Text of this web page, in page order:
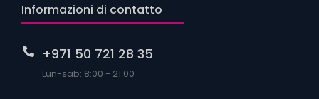
Informazioni di contatto
+971 50 721 28 35
Lun-sab: 8:00 - 21:00